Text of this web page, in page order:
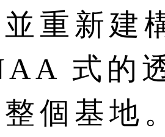
重新建
式的
個基地